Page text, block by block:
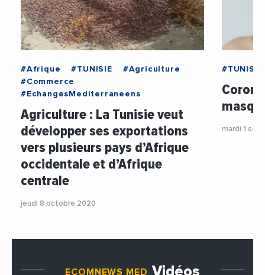
#Afrique #TUNISIE
#Agriculture
#Commerce
#EchangesMediterraneens
Agriculture : La Tunisie veut
développer ses exportations
vers plusieurs pays d’Afrique
occidentale et d’Afrique
centrale
jeudi 8 octobre 2020
#TUNISIE
mardi 1
ECOMNEWS MED Vidéos